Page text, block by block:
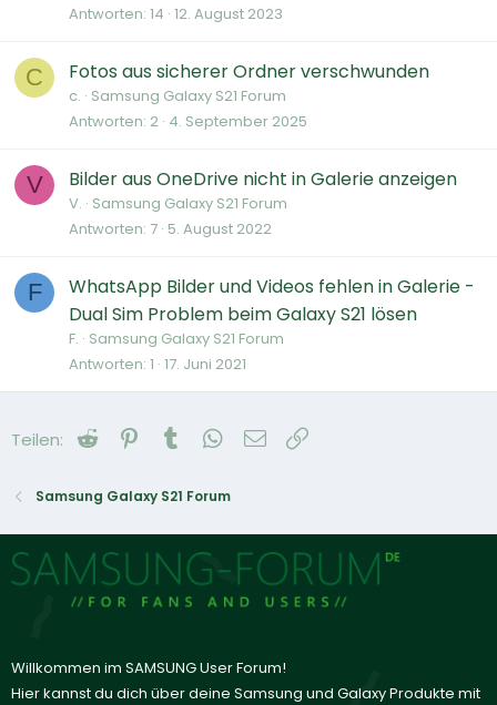
Antworten 14 12. August 2023
C Fotos aus sicherer Ordner verschwunden
c. Samsung Galaxy S21 Forum
Antworten 2 4. September 2025
V Bilder aus OneDrive nicht in Galerie anzeigen
V. Samsung Galaxy S21 Forum
Antworten 7 5. August 2022
F
WhatsApp Bilder und Videos fehlen in Galerie -
Dual Sim Problem beim Galaxy S21 lösen
F. Samsung Galaxy S21 Forum
Antworten 1 17. Juni 2021
Teilen: Reddit Pinterest
Tumblr WhatsApp
E-Mail
Samsung Galaxy S21 Forum
Willkommen im SAMSUNG User Forum!
Hier kannst du dich über deine Samsung und Galaxy Produkte mit